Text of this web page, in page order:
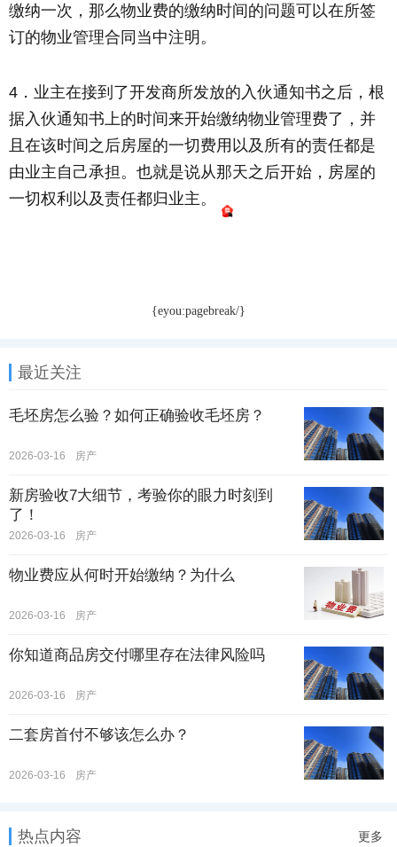
缴纳一次，那么物业费的缴纳时间的问题可以在所签
订的物业管理合同当中注明。
4．业主在接到了开发商所发放的入伙通知书之后，根
据入伙通知书上的时间来开始缴纳物业管理费了，并
且在该时间之后房屋的一切费用以及所有的责任都是
由业主自己承担。也就是说从那天之后开始，房屋的
一切权利以及责任都归业主。
{eyou:pagebreak/}
最近关注
毛坯房怎么验？如何正确验收毛坯房？
2026-03-16 房产
新房验收7大细节，考验你的眼力时刻到
了！
2026-03-16 房产
物业费应从何时开始缴纳？为什么
2026-03-16 房产
你知道商品房交付哪里存在法律风险吗
2026-03-16 房产
二套房首付不够该怎么办？
2026-03-16 房产
热点内容 更多